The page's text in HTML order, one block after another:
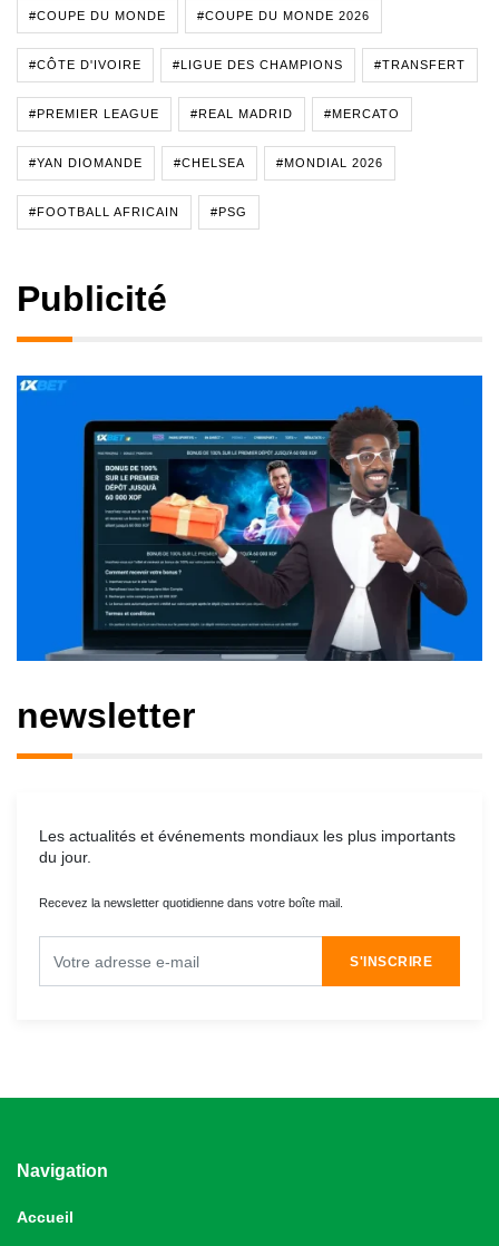
#COUPE DU MONDE #COUPE DU MONDE 2026
#CÔTE D'IVOIRE #LIGUE DES CHAMPIONS #TRANSFERT
#PREMIER LEAGUE #REAL MADRID #MERCATO
#YAN DIOMANDE #CHELSEA #MONDIAL 2026
#FOOTBALL AFRICAIN #PSG
Publicité
newsletter
Les actualités et événements mondiaux les plus importants
du jour.
Recevez la newsletter quotidienne dans votre boîte mail.
S'INSCRIRE
Navigation
Accueil